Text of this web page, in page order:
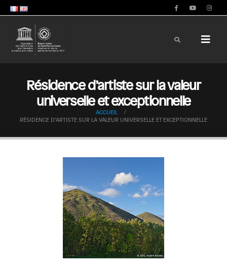
Résidence d’artiste sur la valeur
universelle et exceptionnelle
ACCUEIL
RÉSIDENCE D’ARTISTE SUR LA VALEUR UNIVERSELLE ET EXCEPTIONNELLE